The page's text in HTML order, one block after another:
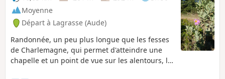
Moyenne
Départ à Lagrasse (Aude)
Randonnée, un peu plus longue que les fesses
de Charlemagne, qui permet d'atteindre une
chapelle et un point de vue sur les alentours, le